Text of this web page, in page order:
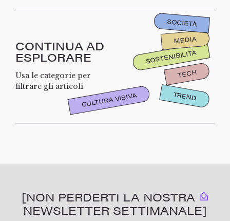
CONTINUA AD
ESPLORARE
Usa le categorie per
filtrare gli articoli
SOSTENIBILITÀ
TECH
MEDIA
CULTURA VISIVA
SOCIETÀ
TREND
[NON PERDERTI LA NOSTRA
NEWSLETTER SETTIMANALE]